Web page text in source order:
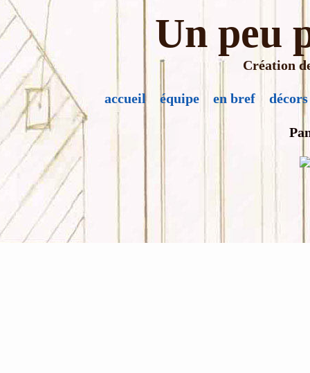
Un peu
Création
accueil équipe en bref décors